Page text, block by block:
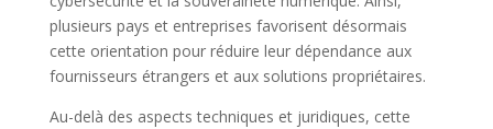
plusieurs pays et entreprises favorisent désormais
cette orientation pour réduire leur dépendance aux
fournisseurs étrangers et aux solutions propriétaires.
Au-delà des aspects techniques et juridiques, cette